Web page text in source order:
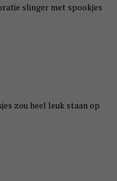
slinger met spookjes
zou heel leuk staan op